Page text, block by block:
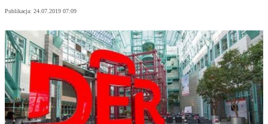
Publikacja: 24.07.2019 07:09